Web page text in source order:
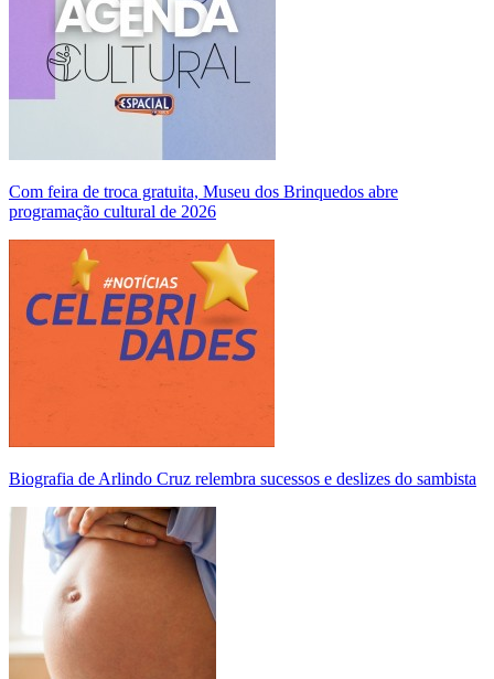
Com feira de troca gratuita, Museu dos Brinquedos abre
programação cultural de 2026
Biografia de Arlindo Cruz relembra sucessos e deslizes do sambista